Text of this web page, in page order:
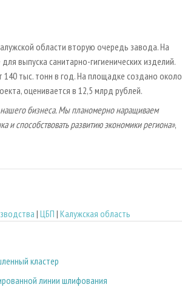
области вторую очередь завода. На
выпуска санитарно-гигиенических изделий.
тыс. тонн в год. На площадке создано около
оценивается в 12,5 млрд рублей.
нашего бизнеса. Мы планомерно наращиваем
и способствовать развитию экономики региона»,
| ЦБП | Калужская область
кластер
линии шлифования